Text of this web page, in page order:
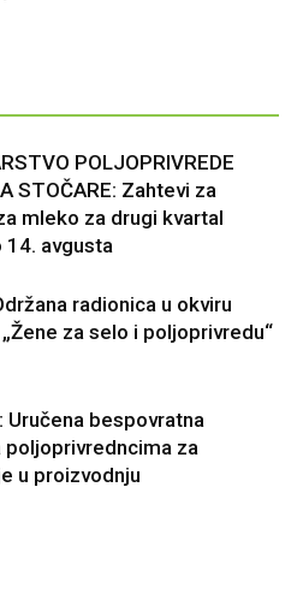
POLJOPRIVREDE
STOČARE: Zahtevi za
mleko za drugi kvartal
14. avgusta
radionica u okviru
za selo i poljoprivredu“
Uručena bespovratna
poljoprivredncima za
u proizvodnju